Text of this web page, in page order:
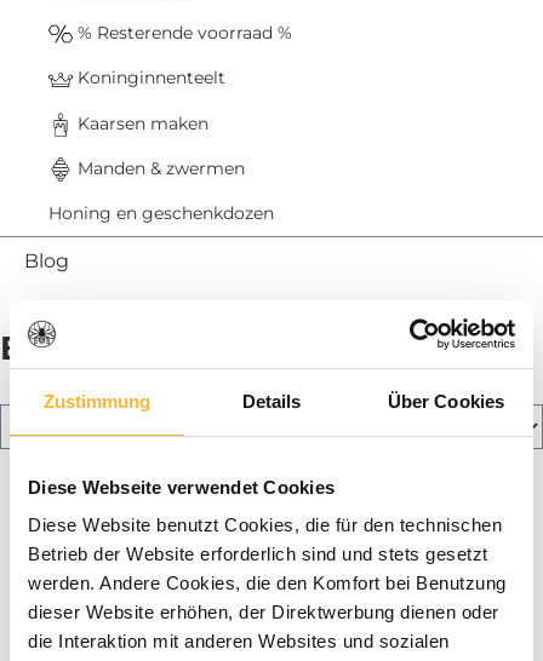
Zustimmung Details Über Cookies
Diese Webseite verwendet Cookies
Diese Website benutzt Cookies, die für den technischen
Betrieb der Website erforderlich sind und stets gesetzt
werden. Andere Cookies, die den Komfort bei Benutzung
dieser Website erhöhen, der Direktwerbung dienen oder
die Interaktion mit anderen Websites und sozialen
% Resterende voorraad %
Koninginnenteelt
Kaarsen maken
Manden & zwermen
Honing en geschenkdozen
Blog
Bedrijfsmodi